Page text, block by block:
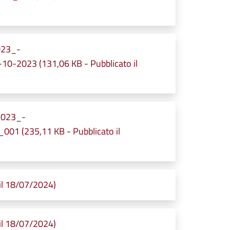
2023 (131,06 KB - Pubblicato il
(235,11 KB - Pubblicato il
18/07/2024)
18/07/2024)